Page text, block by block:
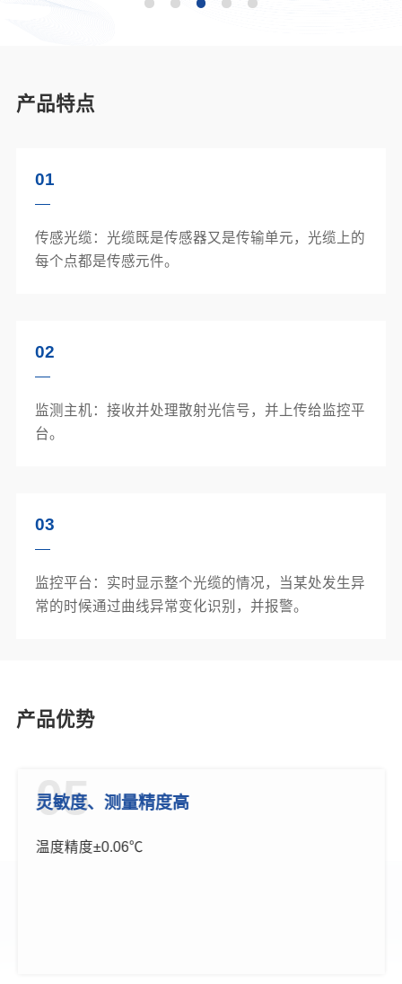
产品特点
01
传感光缆：光缆既是传感器又是传输单元，光缆上的
每个点都是传感元件。
02
监测主机：接收并处理散射光信号，并上传给监控平
台。
03
监控平台：实时显示整个光缆的情况，当某处发生异
常的时候通过曲线异常变化识别，并报警。
产品优势
05
灵敏度、测量精度高
温度精度±0.06℃